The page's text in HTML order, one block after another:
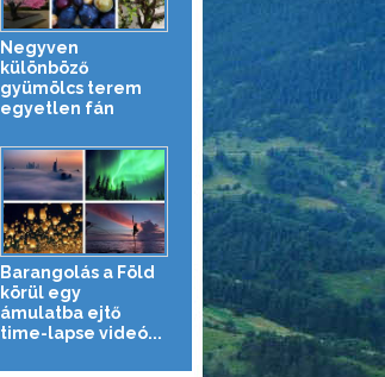
Negyven
különböző
gyümölcs terem
egyetlen fán
Barangolás a Föld
körül egy
ámulatba ejtő
time-lapse videó...